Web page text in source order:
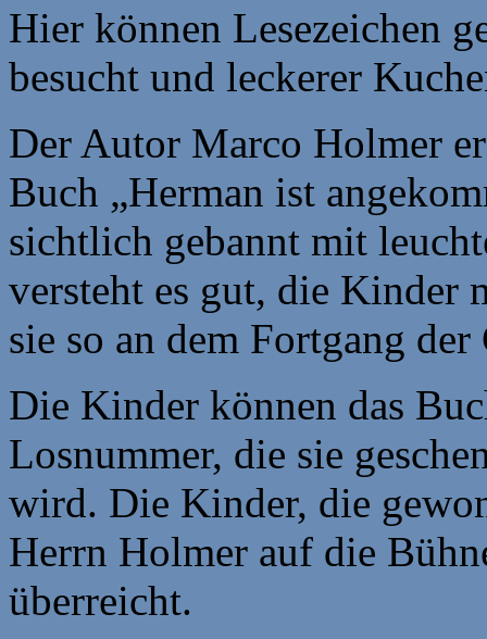
Hier können Lesezeichen
besucht und leckerer
Der Autor Marco Holmer
Buch „Herman ist
sichtlich gebannt mit
versteht es gut, die Kinder
sie so an dem Fortgang
Die Kinder können das
Losnummer, die sie
wird. Die Kinder, die
Herrn Holmer auf die
überreicht.